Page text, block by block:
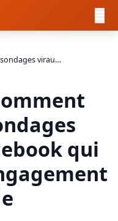
French - fr: Comment créer des sondages viraux sur Facebook qui génèrent un engagement rapide
qui